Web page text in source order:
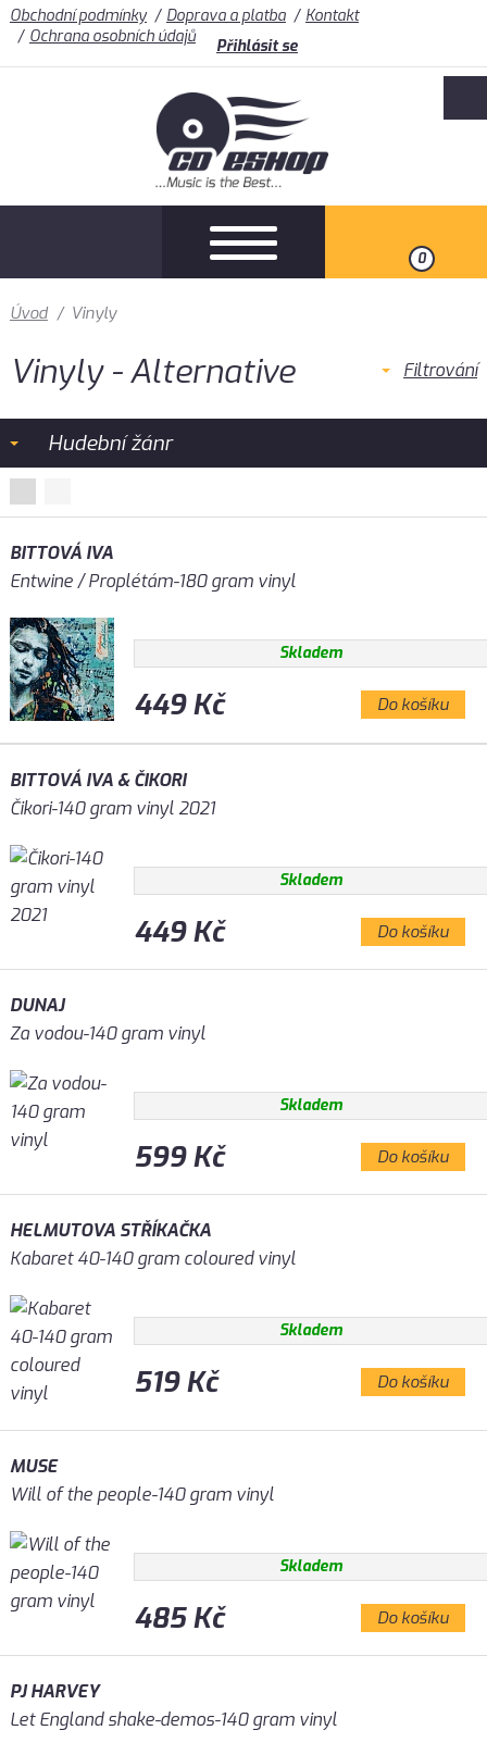
Obchodní podmínky Doprava a platba
Kontakt
Ochrana osobních údajů
Přihlásit se
0
Úvod / Vinyly
Vinyly - Alternative Filtrování
Hudební žánr
BITTOVÁ IVA
Entwine / Proplétám-180 gram vinyl
Skladem
449 Kč Do košíku
BITTOVÁ IVA & ČIKORI
Čikori-140 gram vinyl 2021
Skladem
449 Kč Do košíku
DUNAJ
Za vodou-140 gram vinyl
Skladem
599 Kč Do košíku
HELMUTOVA STŘÍKAČKA
Kabaret 40-140 gram coloured vinyl
Skladem
519 Kč Do košíku
MUSE
Will of the people-140 gram vinyl
Skladem
485 Kč Do košíku
PJ HARVEY
Let England shake-demos-140 gram vinyl